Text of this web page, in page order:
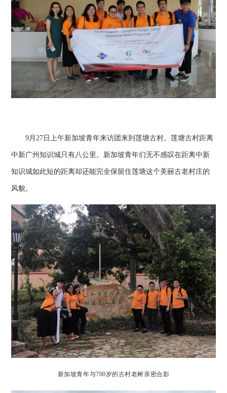
9月27日上午新加坡青年来访团来到莲塘古村。莲塘古村距离
中新广州知识城只有八公里。新加坡青年们无不感叹在距离中新
知识城如此短的距离却还能完全保留住莲塘这个美丽古老村庄的
风貌。
新加坡青年与700岁的古村老树亲密合影